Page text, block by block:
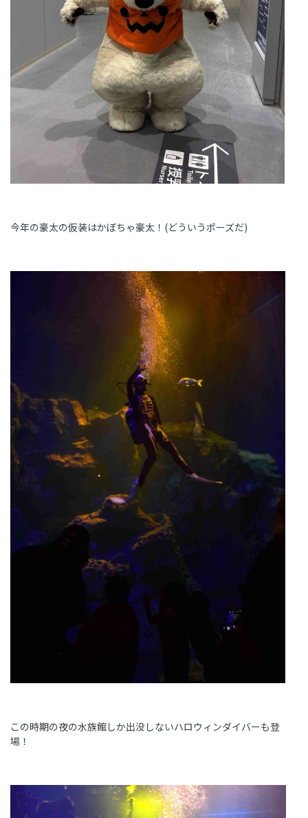
今年の豪太の仮装はかぼちゃ豪太！(どういうポーズだ)
この時期の夜の水族館しか出没しないハロウィンダイバーも登
場！